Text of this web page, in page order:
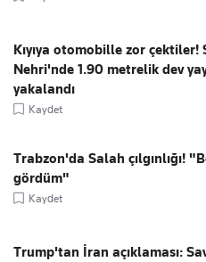
Kıyıya otomobille zor çektiler!
Nehri'nde 1.90 metrelik dev
yakalandı
Kaydet
Trabzon'da Salah çılgınlığı!
gördüm"
Kaydet
Trump'tan İran açıklaması: